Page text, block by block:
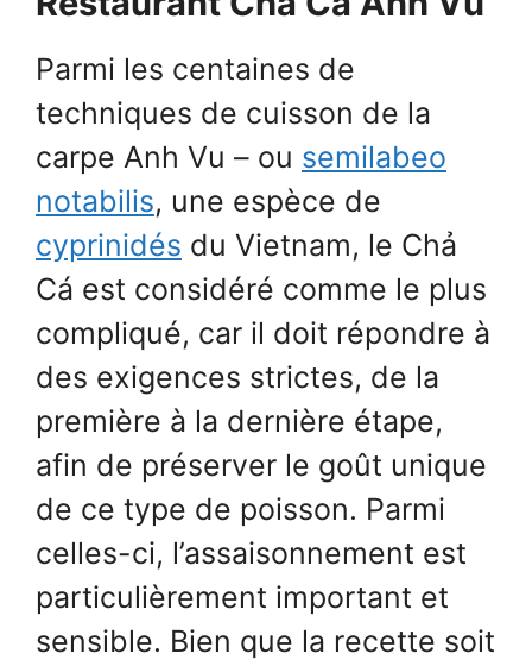
Parmi les centaines de
techniques de cuisson de la
carpe Anh Vu – ou semilabeo
notabilis, une espèce de
cyprinidés du Vietnam, le Chả
Cá est considéré comme le plus
compliqué, car il doit répondre à
des exigences strictes, de la
première à la dernière étape,
afin de préserver le goût unique
de ce type de poisson. Parmi
celles-ci, l’assaisonnement est
particulièrement important et
sensible. Bien que la recette soit